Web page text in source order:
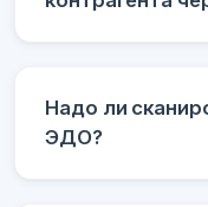
Надо ли
ЭДО?